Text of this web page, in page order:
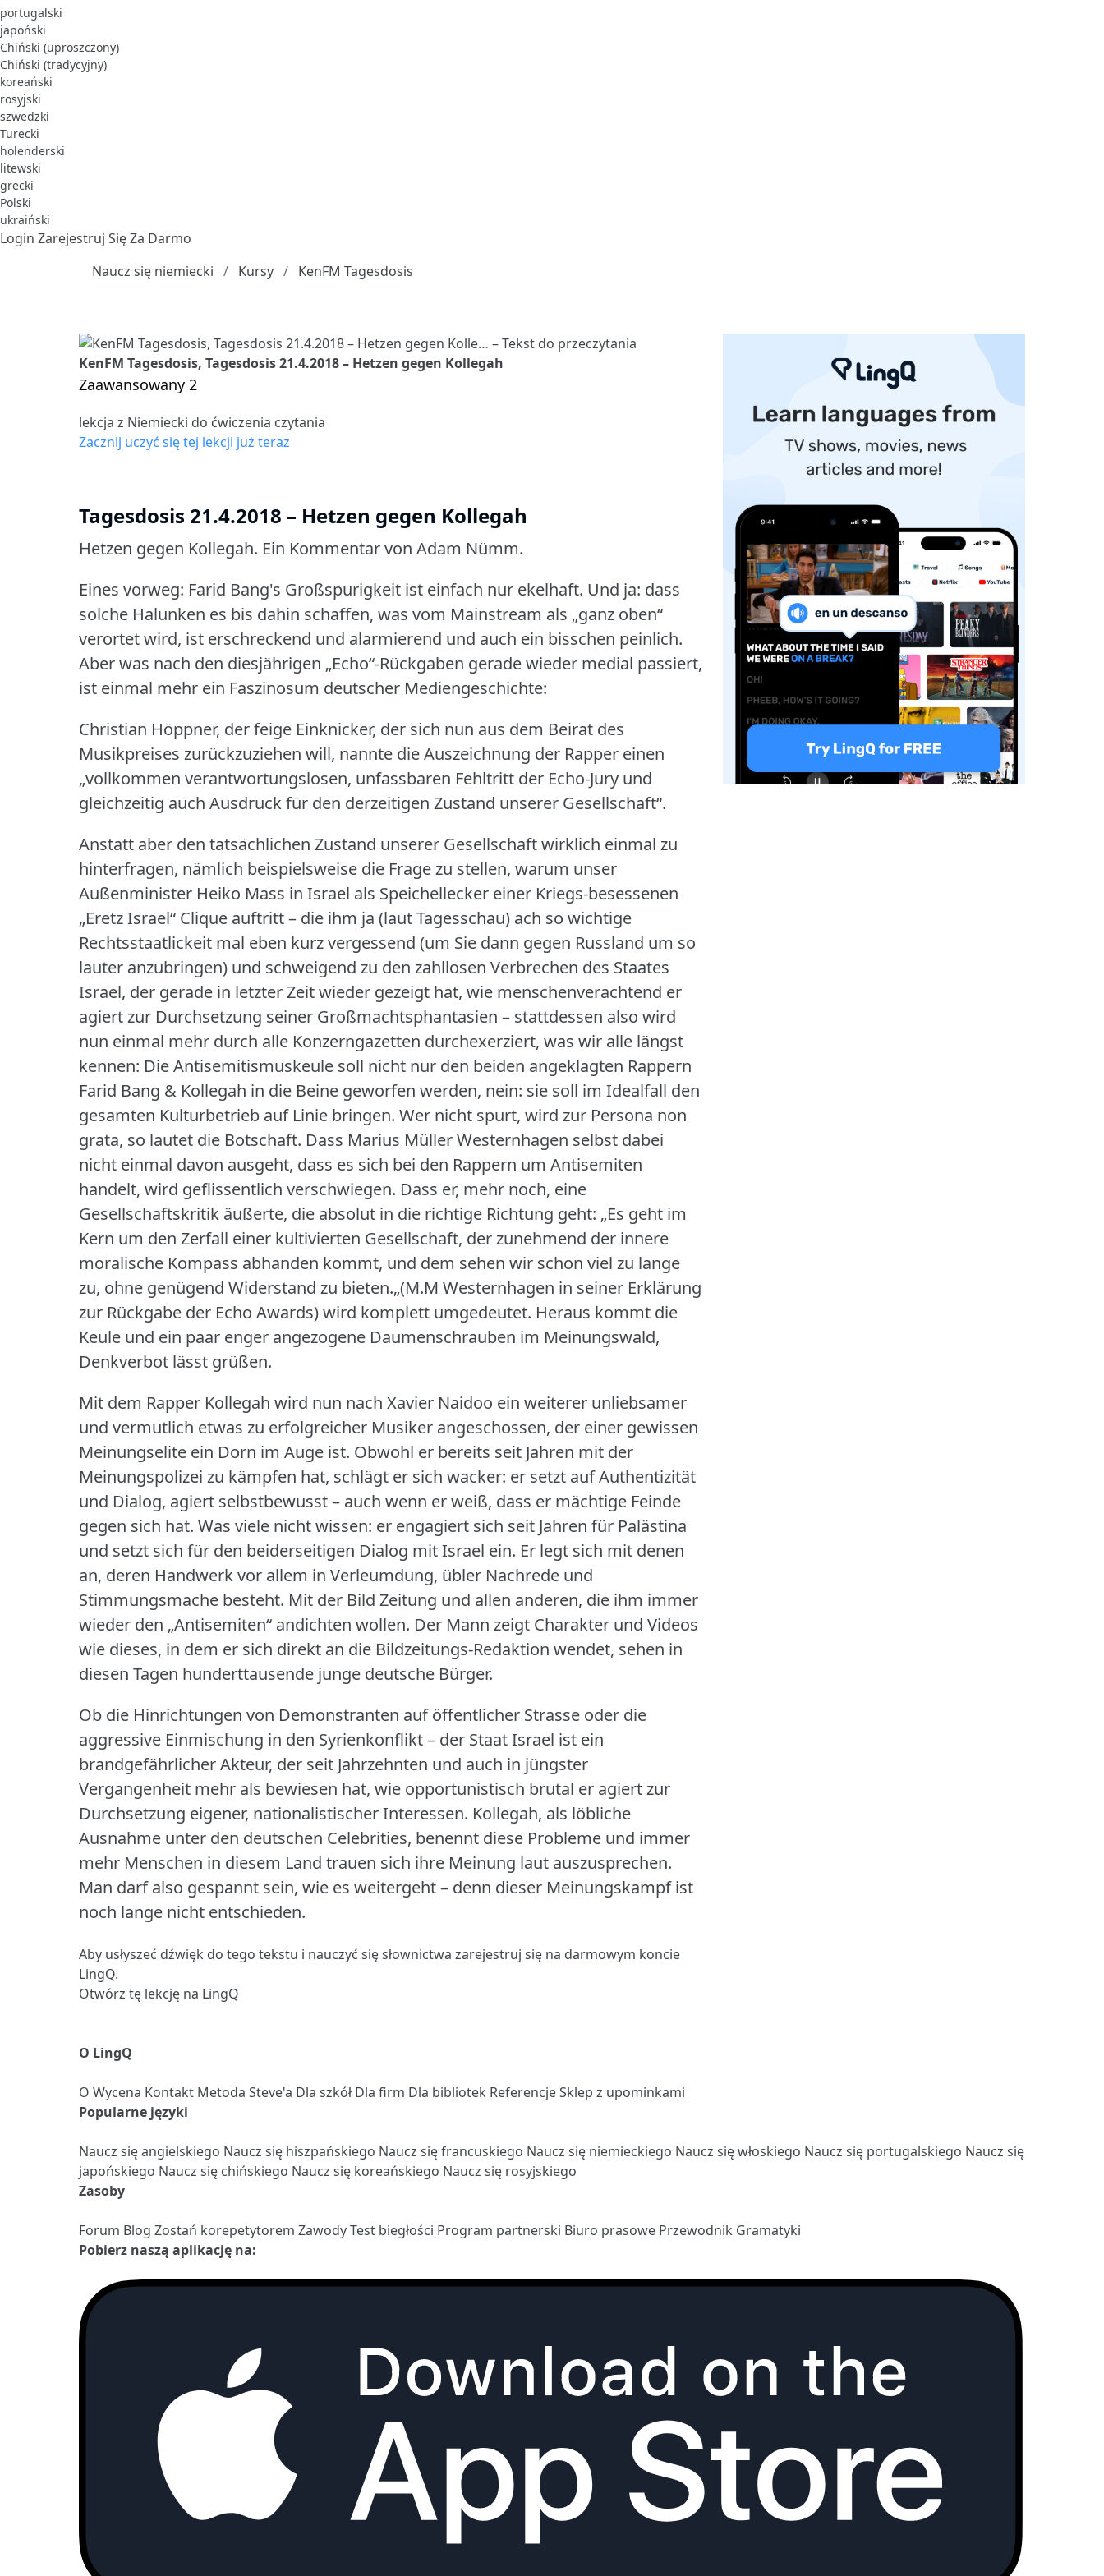
portugalski
japoński
Chiński (uproszczony)
Chiński (tradycyjny)
koreański
rosyjski
szwedzki
Turecki
holenderski
litewski
grecki
Polski
ukraiński
Login Zarejestruj Się Za Darmo
Naucz się niemiecki
Kursy KenFM Tagesdosis
KenFM Tagesdosis, Tagesdosis 21.4.2018 – Hetzen gegen Kollegah
Zaawansowany 2
lekcja z Niemiecki do ćwiczenia czytania
Zacznij uczyć się tej lekcji już teraz
Tagesdosis 21.4.2018 – Hetzen gegen Kollegah
Hetzen gegen Kollegah. Ein Kommentar von Adam Nümm.
Eines vorweg: Farid Bang's Großspurigkeit ist einfach nur ekelhaft. Und ja: dass
solche Halunken es bis dahin schaffen, was vom Mainstream als „ganz oben“
verortet wird, ist erschreckend und alarmierend und auch ein bisschen peinlich.
Aber was nach den diesjährigen „Echo“-Rückgaben gerade wieder medial passiert,
ist einmal mehr ein Faszinosum deutscher Mediengeschichte:
Christian Höppner, der feige Einknicker, der sich nun aus dem Beirat des
Musikpreises zurückzuziehen will, nannte die Auszeichnung der Rapper einen
„vollkommen verantwortungslosen, unfassbaren Fehltritt der Echo-Jury und
gleichzeitig auch Ausdruck für den derzeitigen Zustand unserer Gesellschaft“.
Anstatt aber den tatsächlichen Zustand unserer Gesellschaft wirklich einmal zu
hinterfragen, nämlich beispielsweise die Frage zu stellen, warum unser
Außenminister Heiko Mass in Israel als Speichellecker einer Kriegs-besessenen
„Eretz Israel“ Clique auftritt – die ihm ja (laut Tagesschau) ach so wichtige
Rechtsstaatlickeit mal eben kurz vergessend (um Sie dann gegen Russland um so
lauter anzubringen) und schweigend zu den zahllosen Verbrechen des Staates
Israel, der gerade in letzter Zeit wieder gezeigt hat, wie menschenverachtend er
agiert zur Durchsetzung seiner Großmachtsphantasien – stattdessen also wird
nun einmal mehr durch alle Konzerngazetten durchexerziert, was wir alle längst
kennen: Die Antisemitismuskeule soll nicht nur den beiden angeklagten Rappern
Farid Bang & Kollegah in die Beine geworfen werden, nein: sie soll im Idealfall den
gesamten Kulturbetrieb auf Linie bringen. Wer nicht spurt, wird zur Persona non
grata, so lautet die Botschaft. Dass Marius Müller Westernhagen selbst dabei
nicht einmal davon ausgeht, dass es sich bei den Rappern um Antisemiten
handelt, wird geflissentlich verschwiegen. Dass er, mehr noch, eine
Gesellschaftskritik äußerte, die absolut in die richtige Richtung geht: „Es geht im
Kern um den Zerfall einer kultivierten Gesellschaft, der zunehmend der innere
moralische Kompass abhanden kommt, und dem sehen wir schon viel zu lange
zu, ohne genügend Widerstand zu bieten.„(M.M Westernhagen in seiner Erklärung
zur Rückgabe der Echo Awards) wird komplett umgedeutet. Heraus kommt die
Keule und ein paar enger angezogene Daumenschrauben im Meinungswald,
Denkverbot lässt grüßen.
Mit dem Rapper Kollegah wird nun nach Xavier Naidoo ein weiterer unliebsamer
und vermutlich etwas zu erfolgreicher Musiker angeschossen, der einer gewissen
Meinungselite ein Dorn im Auge ist. Obwohl er bereits seit Jahren mit der
Meinungspolizei zu kämpfen hat, schlägt er sich wacker: er setzt auf Authentizität
und Dialog, agiert selbstbewusst – auch wenn er weiß, dass er mächtige Feinde
gegen sich hat. Was viele nicht wissen: er engagiert sich seit Jahren für Palästina
und setzt sich für den beiderseitigen Dialog mit Israel ein. Er legt sich mit denen
an, deren Handwerk vor allem in Verleumdung, übler Nachrede und
Stimmungsmache besteht. Mit der Bild Zeitung und allen anderen, die ihm immer
wieder den „Antisemiten“ andichten wollen. Der Mann zeigt Charakter und Videos
wie dieses, in dem er sich direkt an die Bildzeitungs-Redaktion wendet, sehen in
diesen Tagen hunderttausende junge deutsche Bürger.
Ob die Hinrichtungen von Demonstranten auf öffentlicher Strasse oder die
aggressive Einmischung in den Syrienkonflikt – der Staat Israel ist ein
brandgefährlicher Akteur, der seit Jahrzehnten und auch in jüngster
Vergangenheit mehr als bewiesen hat, wie opportunistisch brutal er agiert zur
Durchsetzung eigener, nationalistischer Interessen. Kollegah, als löbliche
Ausnahme unter den deutschen Celebrities, benennt diese Probleme und immer
mehr Menschen in diesem Land trauen sich ihre Meinung laut auszusprechen.
Man darf also gespannt sein, wie es weitergeht – denn dieser Meinungskampf ist
noch lange nicht entschieden.
Aby usłyszeć dźwięk do tego tekstu i nauczyć się słownictwa zarejestruj się na darmowym koncie
LingQ.
Otwórz tę lekcję na LingQ
O LingQ
O Wycena Kontakt Metoda Steve'a Dla szkół Dla firm Dla bibliotek ReferencjeSklep z upominkami
Popularne języki
Naucz się angielskiego Naucz się hiszpańskiego Naucz się francuskiego Naucz się niemieckiego Naucz się włoskiego Naucz się portugalskiego Naucz się
japońskiego Naucz się chińskiego Naucz się koreańskiego Naucz się rosyjskiego
Zasoby
Forum Blog Zostań korepetytorem ZawodyTest biegłości Program partnerski Biuro prasowe Przewodnik Gramatyki
Pobierz naszą aplikację na: